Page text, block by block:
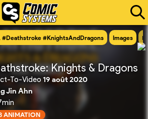
#Deathstroke #KnightsAndDragons Images
Knights & Dragons
To-Video 19 août 2020
Jin Ahn
ANIMATION